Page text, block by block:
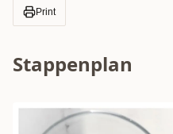
Print
Stappenplan